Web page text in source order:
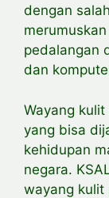
dengan
pedalangan
dan
Wayang
yang bisa
kehidupan
negara.
wayang kulit